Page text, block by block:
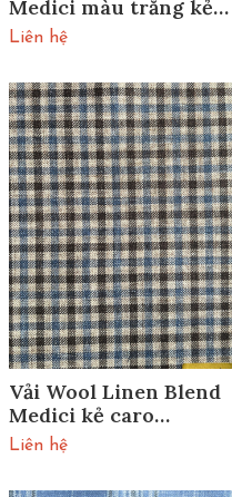
Medici màu trắng kẻ
caro 61019/01
Liên hệ
Vải Wool Linen Blend
Medici kẻ caro
61017/01
Liên hệ